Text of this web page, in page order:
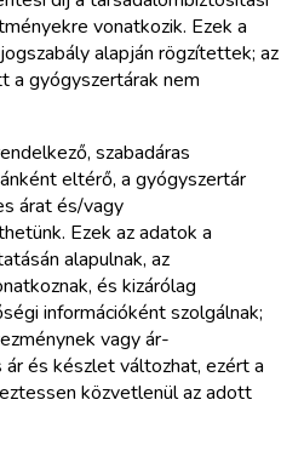
vonatkozik. Ezek a
alapján rögzítettek; az
a gyógyszertárak nem
szabadáras
eltérő, a gyógyszertár
árat és/vagy
Ezek az adatok a
alapulnak, az
és kizárólag
információként szolgálnak;
vagy ár-
és készlet változhat, ezért a
közvetlenül az adott